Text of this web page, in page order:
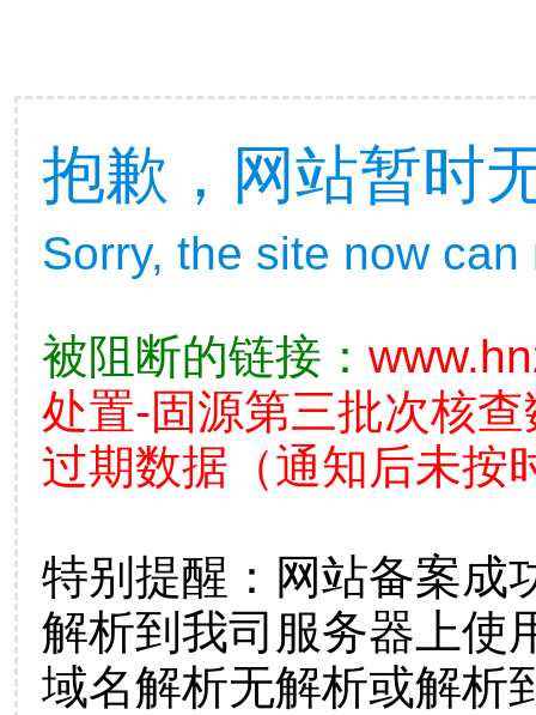
抱歉，网站暂时
Sorry, the site now
被阻断的链接：
处置-固源第三批次核
过期数据（通知后未按
特别提醒：网站备案成
解析到我司服务器上使
域名解析无解析或解析